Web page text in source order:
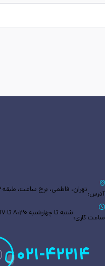
آدرس:تهران، فاطمی، برج ساعت، طبقه ۳، واحد ۳۱
ساعت کاری:شنبه تا چهارشنبه ۸:۳۰ تا ۱۷ و پنج‌شنبه ۸:۳۰ تا ۱۳
۰۲۱-۴۲۲۱۴